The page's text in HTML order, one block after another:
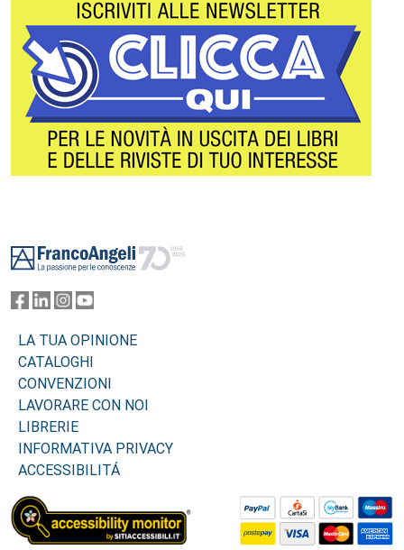
LA TUA OPINIONE
CATALOGHI
CONVENZIONI
LAVORARE CON NOI
LIBRERIE
INFORMATIVA PRIVACY
ACCESSIBILITÁ